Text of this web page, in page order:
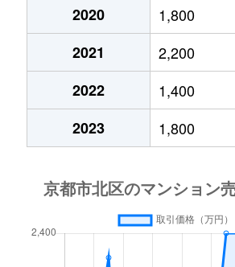
鷹峯土天井町
1,200万円
紫野雲林院町
4,700万円
紫野雲林院町
4,500万円
紫野上御輿町
4,600万円
紫野北舟岡町
2,400万円
紫野下石龍町
1,700万円
紫野西野町
2,600万円
2020
1,800
2021
2,200
2022
1,400
2023
1,800